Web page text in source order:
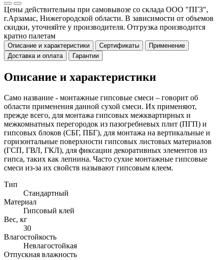
Цены действительны при самовывозе со склада ООО "ПГЗ",
г.Арзамас, Нижегородской области. В зависимости от объемов
скидки, уточняйте у производителя. Отгрузка производится
кратно палетам
Описание и характеристики Сертификаты
Применение
Доставка и оплата
Гарантии
Описание и характеристики
Само название - монтажные гипсовые смеси – говорит об
области применения данной сухой смеси. Их применяют,
прежде всего, для монтажа гипсовых межквартирных и
межкомнатных перегородок из пазогребневых плит (ПГП) и
гипсовых блоков (СБГ, ПБГ), для монтажа на вертикальные и
горизонтальные поверхности гипсовых листовых материалов
(ГСП, ГВЛ, ГКЛ), для фиксации декоративных элементов из
гипса, таких как лепнина. Часто сухие монтажные гипсовые
смеси из-за их свойств называют гипсовым клеем.
Тип
Стандартный
Материал
Гипсовый клей
Вес, кг
30
Влагостойкость
Невлагостойкая
Отпускная влажность